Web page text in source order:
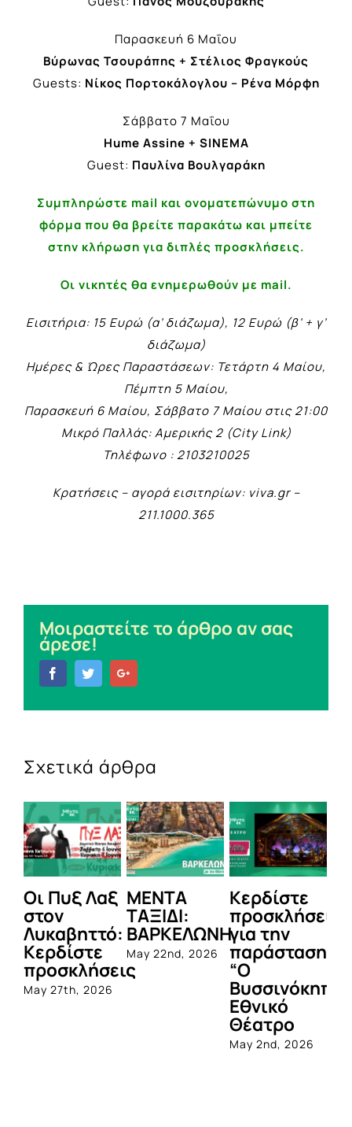
Παρασκευή 6 Μαΐου
Βύρωνας Τσουράπης + Στέλιος Φραγκούς
Guests: Νίκος Πορτοκάλογλου – Ρένα Μόρφη
Σάββατο 7 Μαΐου
Hume Assine + SINEMA
Guest: Παυλίνα Βουλγαράκη
Συμπληρώστε mail και ονοματεπώνυμο στη
φόρμα που θα βρείτε παρακάτω και μπείτε
στην κλήρωση για διπλές προσκλήσεις.
Οι νικητές θα ενημερωθούν με mail.
Εισιτήρια: 15 Ευρώ (α’ διάζωμα), 12 Ευρώ (β’ + γ’
διάζωμα)
Ημέρες & Ώρες Παραστάσεων: Τετάρτη 4 Μαίου,
Πέμπτη 5 Μαίου,
Παρασκευή 6 Μαίου, Σάββατο 7 Μαίου στις 21:00
Μικρό Παλλάς: Αμερικής 2 (City Link)
Τηλέφωνο : 2103210025
Κρατήσεις – αγορά εισιτηρίων: viva.gr –
211.1000.365
Μοιραστείτε το άρθρο αν σας
άρεσε!
FacebookTwitter
Σχετικά άρθρα
Οι Πυξ Λαξ
στον
Λυκαβηττό:
Κερδίστε
προσκλήσεις
May 27th, 2026
ΜΕΝΤΑ
ΤΑΞΙΔΙ:
ΒΑΡΚΕΛΩΝΗ
May 22nd, 2026
Κερδίστε
προσκλήσεις
για την
παράσταση
“Ο
Εθνικό
Θέατρο
May 2nd, 2026